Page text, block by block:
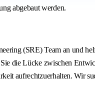
abgebaut werden.
(SRE) Team an und
die Lücke zwischen
aufrechtzuerhalten. Wir